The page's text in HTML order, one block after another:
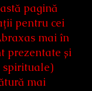
pagină
pentru cei
mai în
prezentate și
spirituale)
mai